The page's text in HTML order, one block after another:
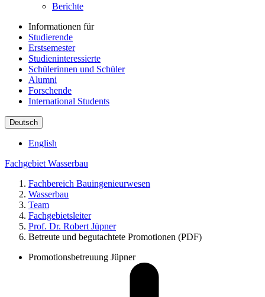
Berichte
Informationen für
Studierende
Erstsemester
Studieninteressierte
Schülerinnen und Schüler
Alumni
Forschende
International Students
Deutsch
English
Fachgebiet Wasserbau
Fachbereich Bauingenieurwesen
Wasserbau
Team
Fachgebietsleiter
Prof. Dr. Robert Jüpner
Betreute und begutachtete Promotionen (PDF)
Promotionsbetreuung Jüpner